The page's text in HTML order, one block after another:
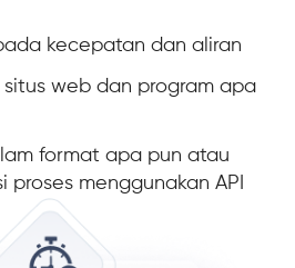
kecepatan dan aliran
situs web dan program apa
format apa pun atau
proses menggunakan API